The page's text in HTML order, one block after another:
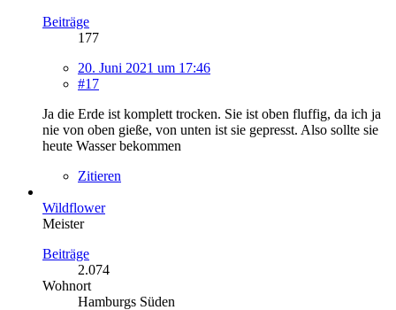
Beiträge
177
20. Juni 2021 um 17:46
#17
Ja die Erde ist komplett trocken. Sie ist oben fluffig, da ich ja
nie von oben gieße, von unten ist sie gepresst. Also sollte sie
heute Wasser bekommen
Zitieren
Wildflower
Meister
Beiträge
2.074
Wohnort
Hamburgs Süden